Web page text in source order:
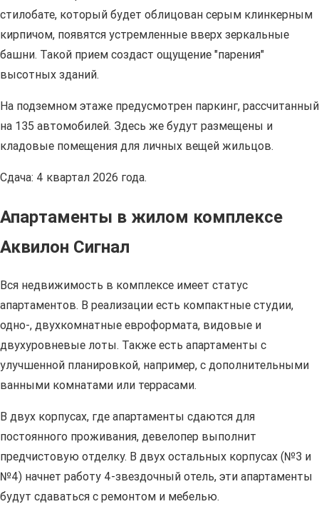
стилобате, который будет облицован серым клинкерным
кирпичом, появятся устремленные вверх зеркальные
башни. Такой прием создаст ощущение "парения"
высотных зданий.
На подземном этаже предусмотрен паркинг, рассчитанный
на 135 автомобилей. Здесь же будут размещены и
кладовые помещения для личных вещей жильцов.
Сдача: 4 квартал 2026 года.
Апартаменты в жилом комплексе
Аквилон Сигнал
Вся недвижимость в комплексе имеет статус
апартаментов. В реализации есть компактные студии,
одно-, двухкомнатные евроформата, видовые и
двухуровневые лоты. Также есть апартаменты с
улучшенной планировкой, например, с дополнительными
ванными комнатами или террасами.
В двух корпусах, где апартаменты сдаются для
постоянного проживания, девелопер выполнит
предчистовую отделку. В двух остальных корпусах (№3 и
№4) начнет работу 4-звездочный отель, эти апартаменты
будут сдаваться с ремонтом и мебелью.